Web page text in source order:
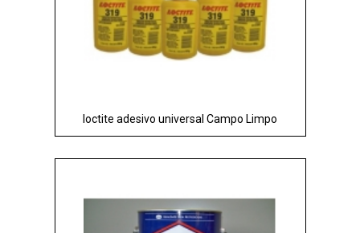
loctite adesivo universal Campo Limpo